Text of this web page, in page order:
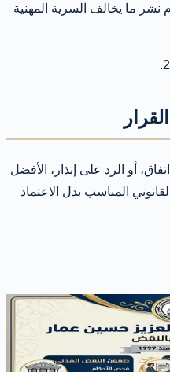
نشر ما يخالف السرية المهنية
أو الرد على إنذار، الأفضل
المناسب بدل الاعتماد